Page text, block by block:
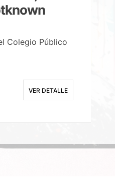
Colegio Público
VER DETALLE